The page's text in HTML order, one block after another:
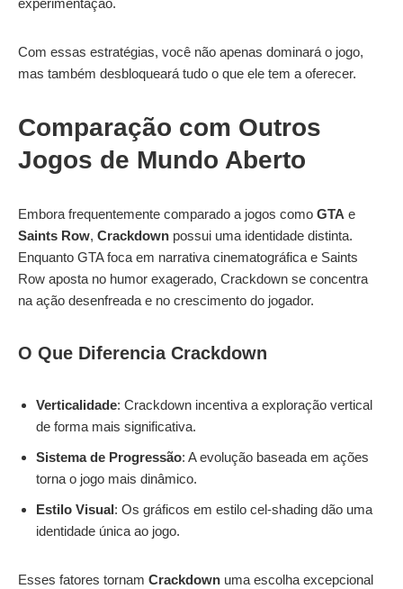
experimentação.
Com essas estratégias, você não apenas dominará o jogo,
mas também desbloqueará tudo o que ele tem a oferecer.
Comparação com Outros
Jogos de Mundo Aberto
Embora frequentemente comparado a jogos como GTA e
Saints Row, Crackdown possui uma identidade distinta.
Enquanto GTA foca em narrativa cinematográfica e Saints
Row aposta no humor exagerado, Crackdown se concentra
na ação desenfreada e no crescimento do jogador.
O Que Diferencia Crackdown
Verticalidade: Crackdown incentiva a exploração vertical
de forma mais significativa.
Sistema de Progressão: A evolução baseada em ações
torna o jogo mais dinâmico.
Estilo Visual: Os gráficos em estilo cel-shading dão uma
identidade única ao jogo.
Esses fatores tornam Crackdown uma escolha excepcional